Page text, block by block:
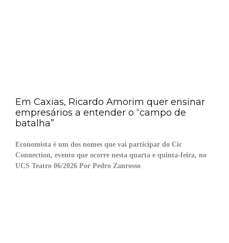
Em Caxias, Ricardo Amorim quer ensinar
empresários a entender o “campo de
batalha”
Economista é um dos nomes que vai participar do Cic
Connection, evento que ocorre nesta quarta e quinta-feira, no
UCS Teatro 06/2026 Por Pedro Zanrosso